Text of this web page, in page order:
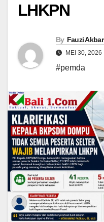
LHKPN
By Fauzi Akbar
MEI 30, 2026
#pemda